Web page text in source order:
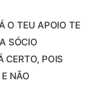
O TEU APOIO TE
SÓCIO
CERTO, POIS
NÃO